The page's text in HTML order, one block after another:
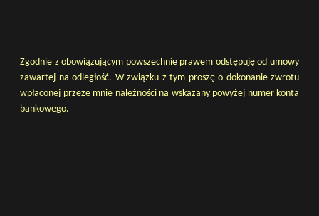
Zgodnie z obowiązującym powszechnie prawem odstępuję od umowy
zawartej na odległość. W związku z tym proszę o dokonanie zwrotu
wpłaconej przeze mnie należności na wskazany powyżej numer konta
bankowego.